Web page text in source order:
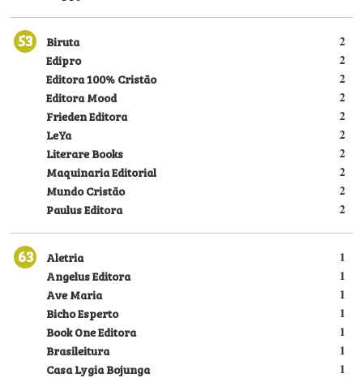
53 2
Biruta
2
Edipro
2
Editora 100% Cristão
2
Editora Mood
2
Frieden Editora
2
LeYa
2
Literare Books
2
Maquinaria Editorial
2
Mundo Cristão
2
Paulus Editora
63 1
Aletria
1
Angelus Editora
1
Ave Maria
1
Bicho Esperto
1
Book One Editora
1
Brasileitura
1
Casa Lygia Bojunga